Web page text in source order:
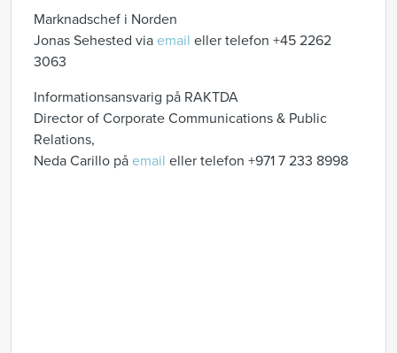
Marknadschef i Norden
Jonas Sehested via email eller telefon +45 2262
3063
Informationsansvarig på RAKTDA
Director of Corporate Communications & Public
Relations,
Neda Carillo på email eller telefon +971 7 233 8998